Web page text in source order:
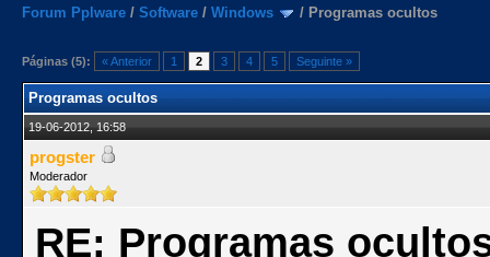
Forum Pplware / Software / Windows / Programas ocultos
Páginas (5): « Anterior 1 2 3 4 5 Seguinte »
Programas ocultos
19-06-2012, 16:58
progster
Moderador
RE: Programas